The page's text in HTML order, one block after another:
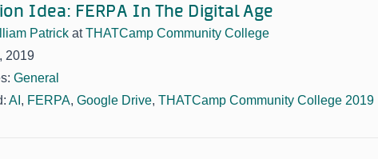
Idea: FERPA In The Digital Age
Patrick atTHATCamp Community College
2019
General
AI , FERPA, Google Drive, THATCamp Community College 2019